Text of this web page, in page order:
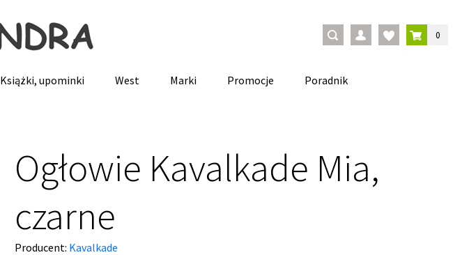
0
Książki, upominki West Marki Promocje Poradnik
Ogłowie Kavalkade Mia,
czarne
Producent: Kavalkade